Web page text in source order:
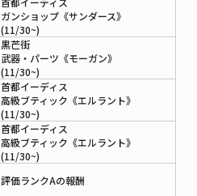
ガンショップ《サンダース》
(11/30~)
黒芒街
武器・パーツ《モーガン》
(11/30~)
首都イーディス
高級ブティック《エルラント》
(11/30~)
首都イーディス
高級ブティック《エルラント》
(11/30~)
評価ランクAの報酬